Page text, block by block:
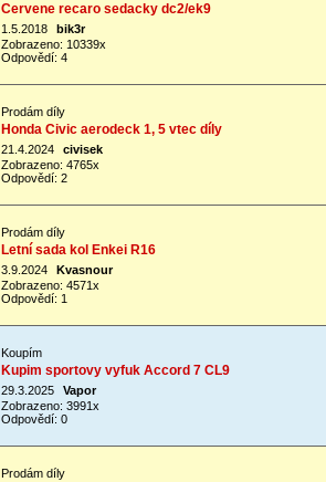
Cervene recaro sedacky dc2/ek9
1.5.2018
bik3r
Zobrazeno: 10339x
Odpovědí: 4
Prodám díly
Honda Civic aerodeck 1, 5 vtec díly
21.4.2024
civisek
Zobrazeno: 4765x
Odpovědí: 2
Prodám díly
Letní sada kol Enkei R16
3.9.2024
Kvasnour
Zobrazeno: 4571x
Odpovědí: 1
Koupím
Kupim sportovy vyfuk Accord 7 CL9
29.3.2025
Vapor
Zobrazeno: 3991x
Odpovědí: 0
Prodám díly